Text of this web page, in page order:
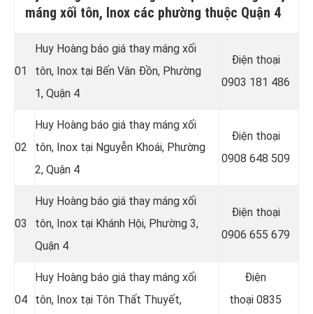
máng xối tôn, Inox các phường thuộc Quận 4
01
Huy Hoàng báo giá thay máng xối
tôn, Inox tại Bến Vân Ðồn, Phường
1, Quận 4
Điện thoại
0903 181 486
02
Huy Hoàng báo giá thay máng xối
tôn, Inox tại Nguyễn Khoái, Phường
2, Quận 4
Điện thoại
0908 648 509
03
Huy Hoàng báo giá thay máng xối
tôn, Inox tại Khánh Hội, Phường 3,
Quận 4
Điện thoại
0906 655 679
04
Huy Hoàng báo giá thay máng xối
tôn, Inox tại Tôn Thất Thuyết,
Điện
thoại 0835